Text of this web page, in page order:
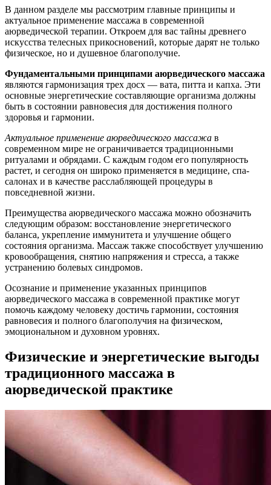
В данном разделе мы рассмотрим главные принципы и
актуальное применение массажа в современной
аюрведической терапии. Откроем для вас тайны древнего
искусства телесных прикосновений, которые дарят не только
физическое, но и душевное благополучие.
Фундаментальными принципами аюрведического массажа
являются гармонизация трех досх — вата, питта и капха. Эти
основные энергетические составляющие организма должны
быть в состоянии равновесия для достижения полного
здоровья и гармонии.
Актуальное применение аюрведического массажа в
современном мире не ограничивается традиционными
ритуалами и обрядами. С каждым годом его популярность
растет, и сегодня он широко применяется в медицине, спа-
салонах и в качестве расслабляющей процедуры в
повседневной жизни.
Преимущества аюрведического массажа можно обозначить
следующим образом: восстановление энергетического
баланса, укрепление иммунитета и улучшение общего
состояния организма. Массаж также способствует улучшению
кровообращения, снятию напряжения и стресса, а также
устранению болевых синдромов.
Осознание и применение указанных принципов
аюрведического массажа в современной практике могут
помочь каждому человеку достичь гармонии, состояния
равновесия и полного благополучия на физическом,
эмоциональном и духовном уровнях.
Физические и энергетические выгоды
традиционного массажа в
аюрведической практике